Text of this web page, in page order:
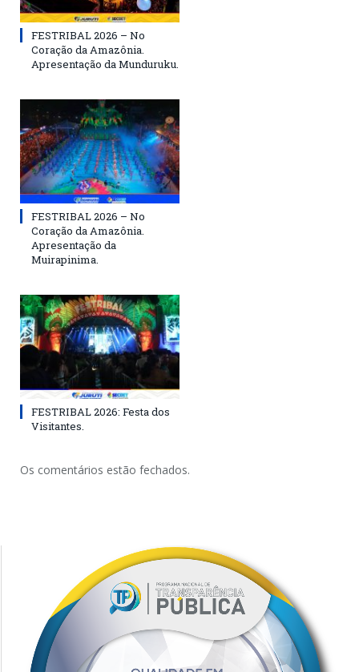
FESTRIBAL 2026 – No
Coração da Amazônia.
Apresentação da Munduruku.
FESTRIBAL 2026 – No
Coração da Amazônia.
Apresentação da
Muirapinima.
FESTRIBAL 2026: Festa dos
Visitantes.
Os comentários estão fechados.